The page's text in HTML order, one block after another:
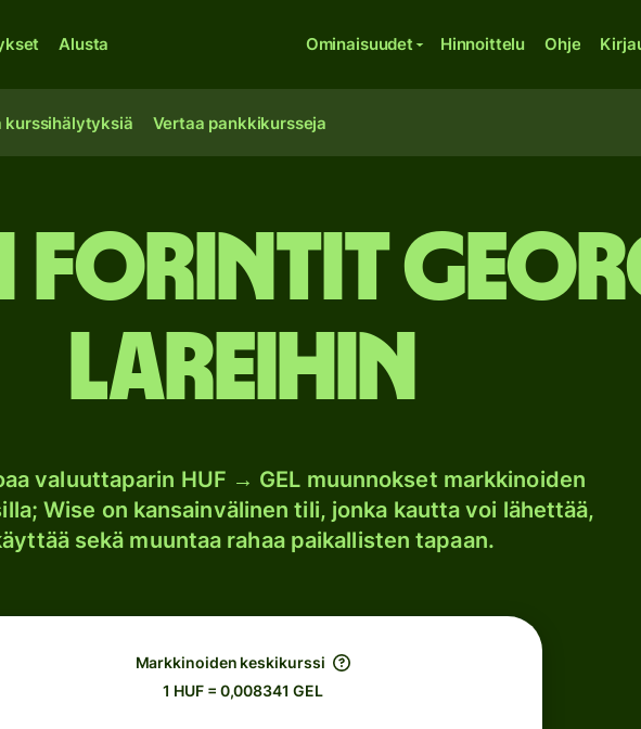
Alusta Ominaisuudet Hinnoittelu Ohje
kurssihälytyksiä Vertaa pankkikursseja
forintit
lareihin
valuuttaparin HUF → GEL muunnokset markkinoiden
Wise on kansainvälinen tili, jonka kautta voi lähettää,
sekä muuntaa rahaa paikallisten tapaan.
Markkinoiden keskikurssi
1 HUF = 0,008341 GEL